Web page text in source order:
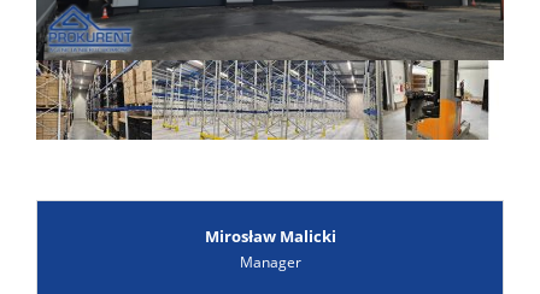
Zgłoś
ofertę
Mirosław Malicki
Manager